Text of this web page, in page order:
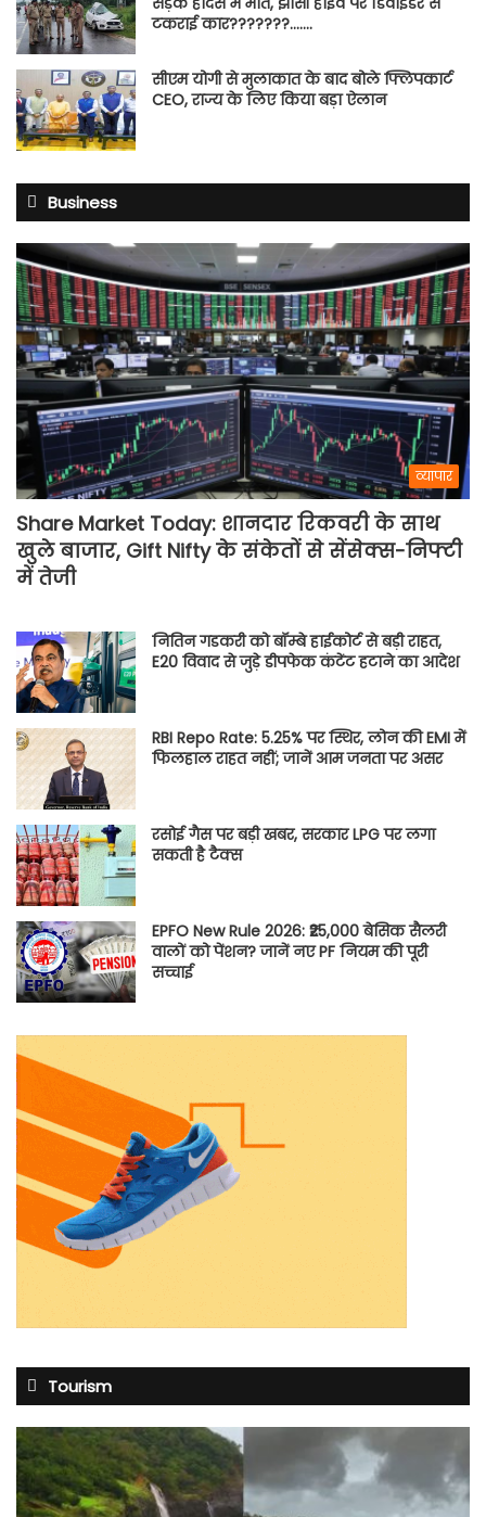
टकराई कार???????…….
सीएम योगी से मुलाकात के बाद बोले फ्लिपकार्ट
CEO, राज्य के लिए किया बड़ा ऐलान
Business
व्यापार
Share Market Today: शानदार रिकवरी के साथ
खुले बाजार, Gift Nifty के संकेतों से सेंसेक्स-निफ्टी
में तेजी
नितिन गडकरी को बॉम्बे हाईकोर्ट से बड़ी राहत,
E20 विवाद से जुड़े डीपफेक कंटेंट हटाने का आदेश
RBI Repo Rate: 5.25% पर स्थिर, लोन की EMI में
फिलहाल राहत नहीं; जानें आम जनता पर असर
रसोई गैस पर बड़ी खबर, सरकार LPG पर लगा
सकती है टैक्स
EPFO New Rule 2026: ₹25,000 बेसिक सैलरी
वालों को पेंशन? जानें नए PF नियम की पूरी
सच्चाई
Tourism